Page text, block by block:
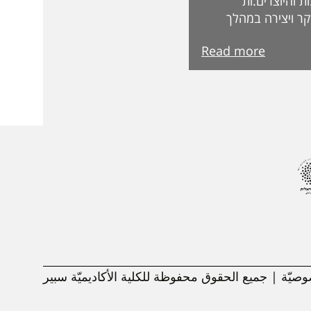
ויצירה במהלך
בקפידה
המצטיינים
רונן ארבל פרופ'
אורנה אליגון דר
בן-שחר ד"ר אלה
Read more
| جميع الحقوق محفوظة للكلية الأكاديميّة سبير